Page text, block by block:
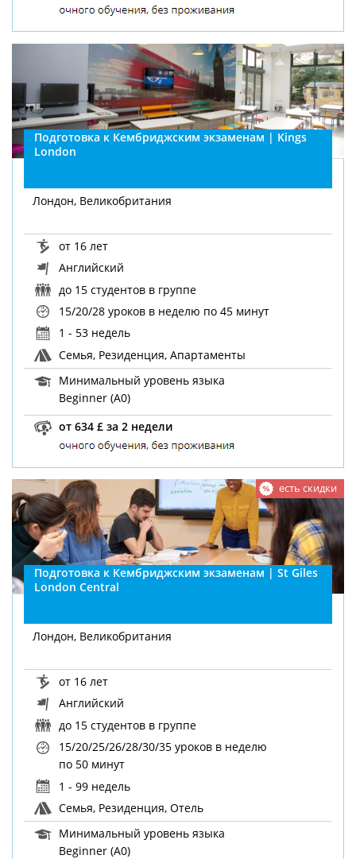
Подготовка к Кембриджским экзаменам | Kings
London
Лондон, Великобритания
от 16 лет
Английский
до 15 студентов в группе
15/20/28 уроков в неделю по 45 минут
1 - 53 недель
Семья, Резиденция, Апартаменты
Минимальный уровень языка
Beginner (A0)
от 634 £ за 2 недели
Подготовка к Кембриджским экзаменам | St Giles
London Central
есть скидки
Лондон, Великобритания
от 16 лет
Английский
до 15 студентов в группе
15/20/25/26/28/30/35 уроков в неделю
по 50 минут
1 - 99 недель
Семья, Резиденция, Отель
Минимальный уровень языка
Beginner (A0)